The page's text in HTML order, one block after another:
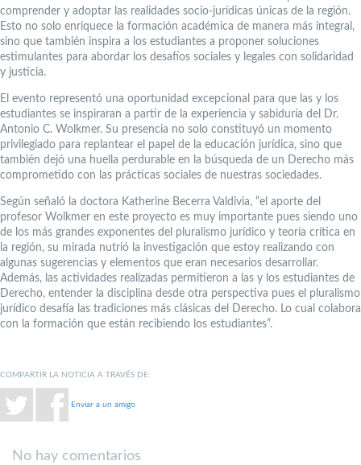
comprender y adoptar las realidades socio-jurídicas únicas de la región.
Esto no solo enriquece la formación académica de manera más integral,
sino que también inspira a los estudiantes a proponer soluciones
estimulantes para abordar los desafíos sociales y legales con solidaridad
y justicia.
El evento representó una oportunidad excepcional para que las y los
estudiantes se inspiraran a partir de la experiencia y sabiduría del Dr.
Antonio C. Wolkmer. Su presencia no solo constituyó un momento
privilegiado para replantear el papel de la educación jurídica, sino que
también dejó una huella perdurable en la búsqueda de un Derecho más
comprometido con las prácticas sociales de nuestras sociedades.
Según señaló la doctora Katherine Becerra Valdivia, “el aporte del
profesor Wolkmer en este proyecto es muy importante pues siendo uno
de los más grandes exponentes del pluralismo jurídico y teoría crítica en
la región, su mirada nutrió la investigación que estoy realizando con
algunas sugerencias y elementos que eran necesarios desarrollar.
Además, las actividades realizadas permitieron a las y los estudiantes de
Derecho, entender la disciplina desde otra perspectiva pues el pluralismo
jurídico desafía las tradiciones más clásicas del Derecho. Lo cual colabora
con la formación que están recibiendo los estudiantes”.
COMPARTIR LA NOTICIA A TRAVÉS DE:
Enviar a un amigo
No hay comentarios